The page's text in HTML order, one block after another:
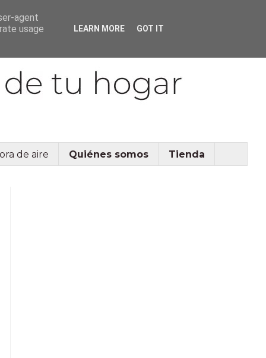
de aire Quiénes somos Tienda
agent
usage
LEARN MORE GOT IT